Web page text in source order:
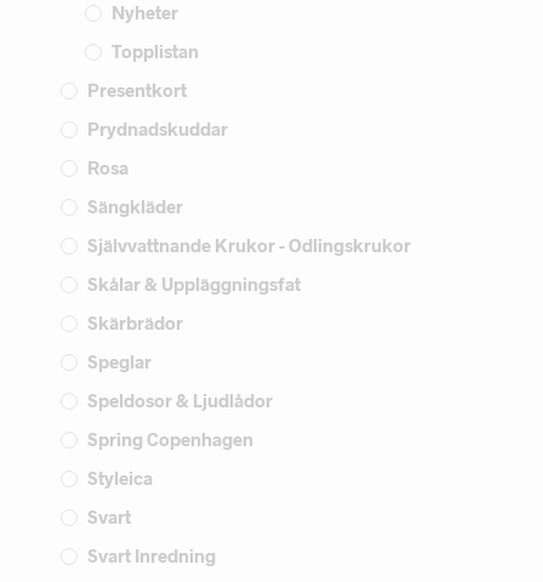
Nyheter
Topplistan
Presentkort
Prydnadskuddar
Rosa
Sängkläder
Självvattnande Krukor - Odlingskrukor
Skålar & Uppläggningsfat
Skärbrädor
Speglar
Speldosor & Ljudlådor
Spring Copenhagen
Styleica
Svart
Svart Inredning